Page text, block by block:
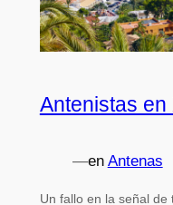
Antenistas
—en Antenas
Un fallo en la señal